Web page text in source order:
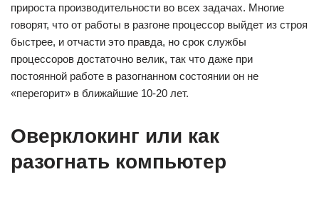
прироста производительности во всех задачах. Многие
говорят, что от работы в разгоне процессор выйдет из строя
быстрее, и отчасти это правда, но срок службы
процессоров достаточно велик, так что даже при
постоянной работе в разогнанном состоянии он не
«перегорит» в ближайшие 10-20 лет.
Оверклокинг или как
разогнать компьютер